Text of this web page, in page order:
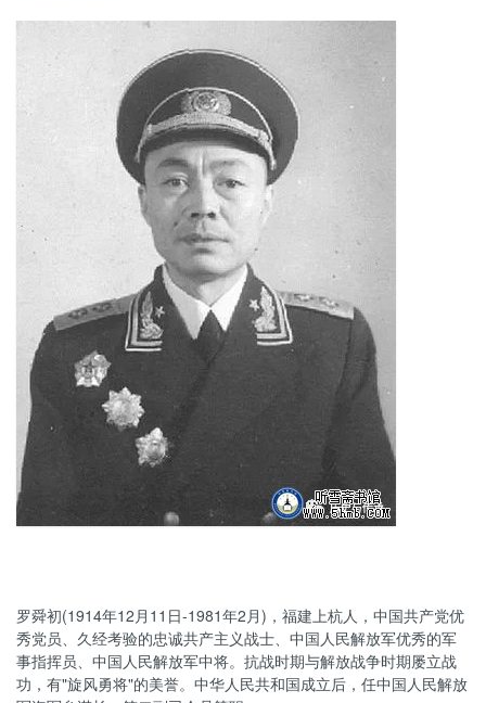
罗舜初(1914年12月11日-1981年2月)，福建上杭人，中国共产党优
秀党员、久经考验的忠诚共产主义战士、中国人民解放军优秀的军
事指挥员、中国人民解放军中将。抗战时期与解放战争时期屡立战
功，有"旋风勇将"的美誉。中华人民共和国成立后，任中国人民解放